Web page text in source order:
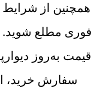
همچنین از
فوری مطلع
قیمت به‌روز
سفارش خرید، از